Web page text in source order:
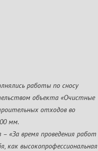
работы по сносу
объекта «Очистные
отходов во
мм.
– «За время проведения работ
как высокопрофессиональная